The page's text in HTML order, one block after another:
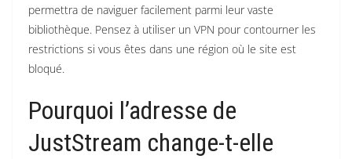
permettra de naviguer facilement parmi leur vaste
bibliothèque. Pensez à utiliser un VPN pour contourner les
restrictions si vous êtes dans une région où le site est
bloqué.
Pourquoi l’adresse de
JustStream change-t-elle